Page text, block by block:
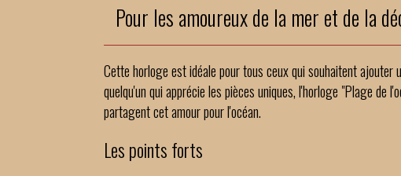
Pour les amoureux de la mer et de la
Cette horloge est idéale pour tous ceux qui souhaitent ajouter
quelqu'un qui apprécie les pièces uniques, l'horloge "Plage
partagent cet amour pour l'océan.
Les points forts